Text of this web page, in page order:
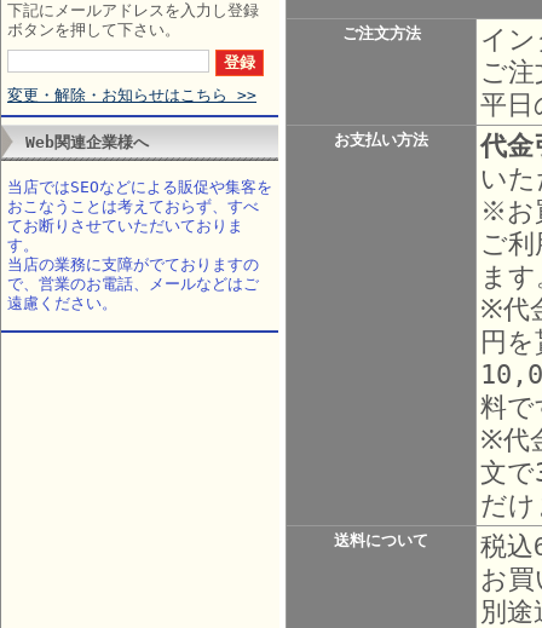
下記にメールアドレスを入力し登録
ボタンを押して下さい。
変更・解除・お知らせはこちら >>
Web関連企業様へ
当店ではSEOなどによる販促や集客を
おこなうことは考えておらず、すべ
てお断りさせていただいておりま
す。
当店の業務に支障がでておりますの
で、営業のお電話、メールなどはご
遠慮ください。
ご注文方法
イ
ご
平日
お支払い方法
代金
い
※お
ご
ま
※代
円
料で
※代
文
だ
送料について
税込
お
別